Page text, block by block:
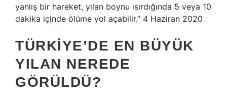
yanlış bir hareket, yılan boynu ısırdığında 5 veya 10
dakika içinde ölüme yol açabilir.” 4 Haziran 2020
TÜRKIYE’DE EN BÜYÜK
YILAN NEREDE
GÖRÜLDÜ?